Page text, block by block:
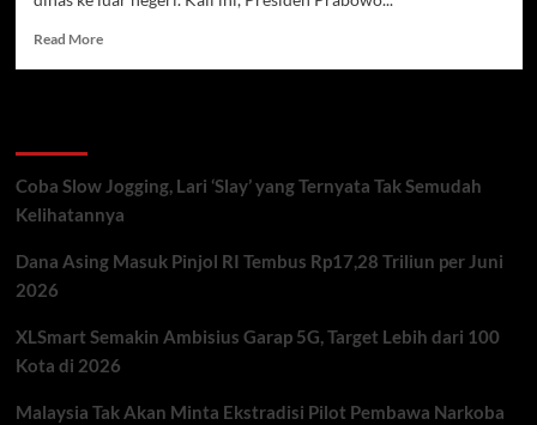
Read MoreRead
ke
Rusia,
Diplomasi
Hubungan
Coba Slow Jogging, Lari ‘Slay’ yang Ternyata Tak Semudah
Kelihatannya
Dana Asing Masuk Pinjol RI Tembus Rp17,28 Triliun per Juni
2026
XLSmart Semakin Ambisius Garap 5G, Target Lebih dari 100
Kota di 2026
Malaysia Tak Akan Minta Ekstradisi Pilot Pembawa Narkoba